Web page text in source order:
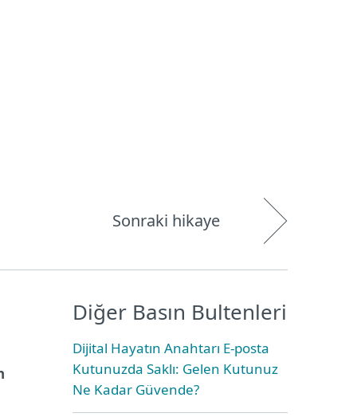
Sonraki hikaye
Diğer Basın Bultenleri
Dijital Hayatın Anahtarı E-posta
Kutunuzda Saklı: Gelen Kutunuz
Ne Kadar Güvende?